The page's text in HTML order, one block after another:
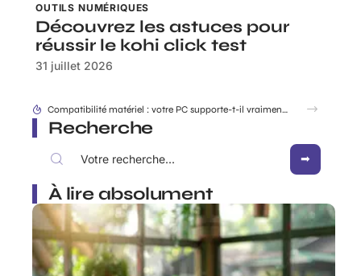
OUTILS NUMÉRIQUES
Découvrez les astuces pour
réussir le kohi click test
31 juillet 2026
Sortie du iPhone SE : les indices dans iOS qui dévoilent déjà le design
Recherche
À lire absolument